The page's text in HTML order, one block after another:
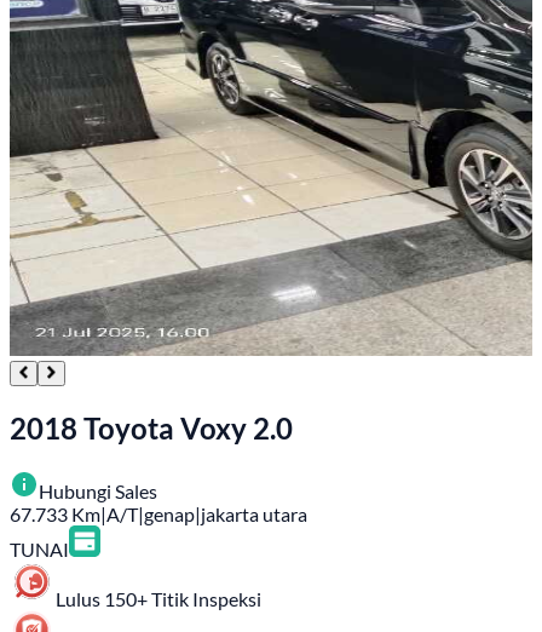
2018 Toyota Voxy 2.0
Hubungi Sales
67.733 Km|A/T|genap|jakarta utara
TUNAI
Lulus 150+ Titik Inspeksi